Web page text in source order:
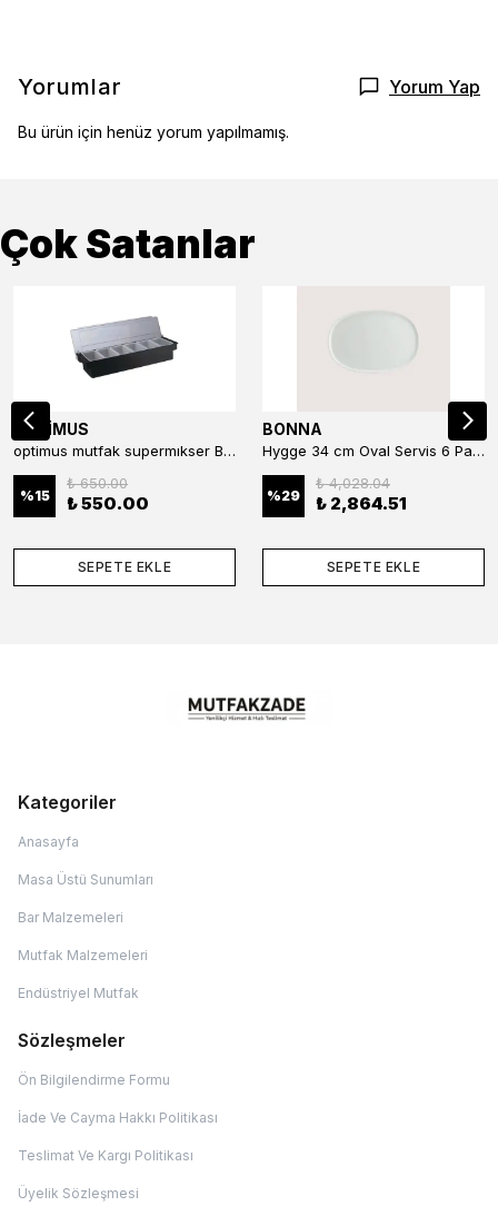
Yorumlar Yorum Yap
Bu ürün için henüz yorum yapılmamış.
Çok Satanlar
OPTİMUS
optimus mutfak supermıkser Bar Konteyner 6'lı 50×16×9 cm Kapaklı Polikarbon Organizer Bar & Kafe
%15
₺ 650.00
₺ 550.00
SEPETE EKLE
BONNA
Hygge 34 cm Oval Servis 6 Parça
%29
₺ 4,028.04
₺ 2,864.51
SEPETE EKLE
Kategoriler
Anasayfa
Masa Üstü Sunumları
Bar Malzemeleri
Mutfak Malzemeleri
Endüstriyel Mutfak
Sözleşmeler
Ön Bilgilendirme Formu
İade Ve Cayma Hakkı Politikası
Teslimat Ve Kargı Politikası
Üyelik Sözleşmesi